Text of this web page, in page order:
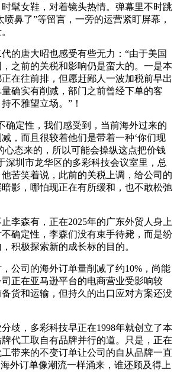
髦女鞋，对着镜头热情。弹幕里不时跳
喷鼻了”等留言，一旁的运营紧盯屏幕，
唐大昭也感受有些无力：“由于美国
之前的关税和影响仍是蛮大的。一是本
在往前排，但愿赶鄙人一波加税前早出
确实有削减，部门之前曾经下单的客
不雅望立场。”！
定性，我们感受到，当前海外过来的
，而且很较着他们是带着一种‘你们现
心态来的，所以可能会操纵这点把价钱
深圳市龙华区的多彩科技会议室里，总
苦笑着说，此前的关税上调，给公司的
影，哪怕现正在有所缓和，也不敢松弛
森有，正在2025年的广东外贸人身上
确定性，李森们没有束手待毙，而是纷
积极探索新的成长标的目的。
司的海外订单量削减了约10%，尚能
正在亚马逊平台的电商营业受影响较
货和运输，但持久的出口应对方案还没
，多彩科技早正在1998年就创立了本
代工取自有品牌并行的道。只是，正在
带来的不变订单让公司的自从品牌一直
外订单像潮流一样涌来，谁还顾及得上